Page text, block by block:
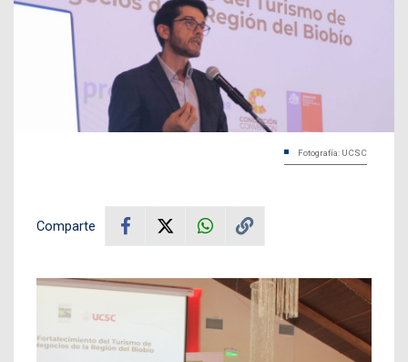
Fotografía: UCSC
Comparte